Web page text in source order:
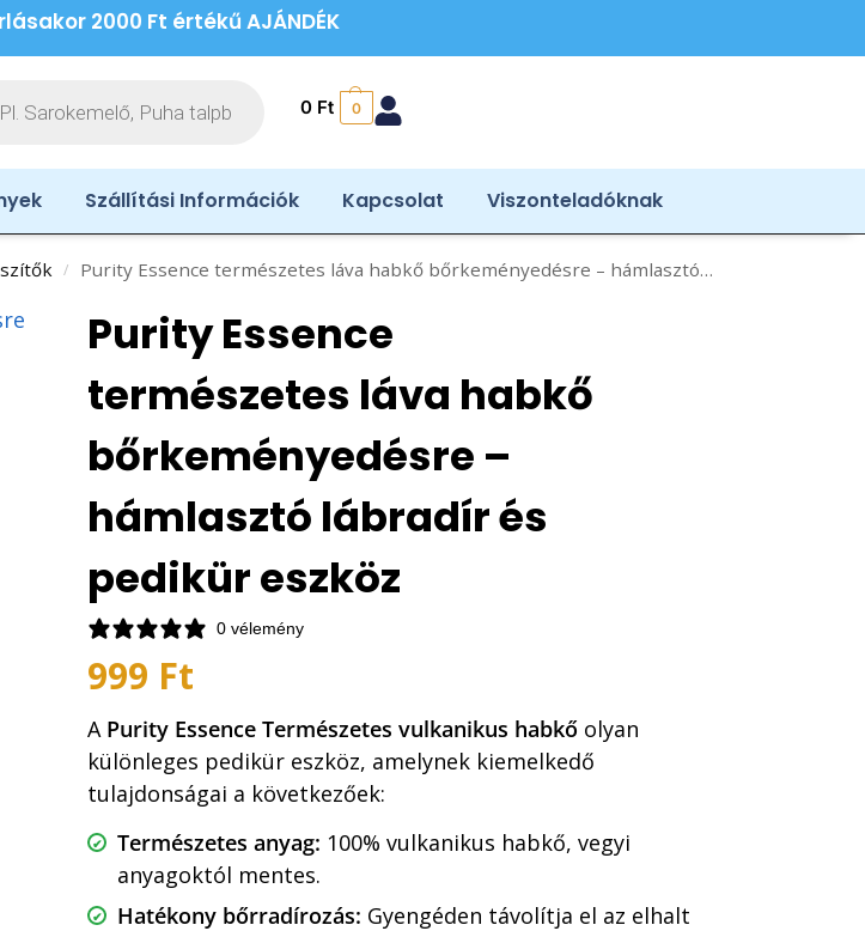
2000 Ft értékű AJÁNDÉK
0 Ft 0
Szállítási Információk Kapcsolat Viszonteladóknak
/ Purity Essence természetes láva habkő bőrkeményedésre – hámlasztó lábradír és pedikür eszköz
Purity Essence
természetes láva habkő
bőrkeményedésre –
hámlasztó lábradír és
pedikür eszköz
0 vélemény
999 Ft
A Purity Essence Természetes vulkanikus habkő olyan
különleges pedikür eszköz, amelynek kiemelkedő
tulajdonságai a következőek:
Természetes anyag: 100% vulkanikus habkő, vegyi
anyagoktól mentes.
Hatékony bőrradírozás: Gyengéden távolítja el az elhalt